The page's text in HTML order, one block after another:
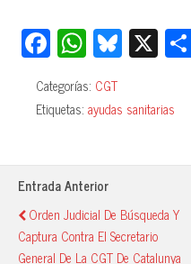
Fa
ce
bo
ok
W
ha
ts
A
pp
Bl
ue
sk
y
X
Categorías: CGT
Etiquetas: ayudas sanitarias
Entrada Anterior
Orden Judicial De Búsqueda Y
Captura Contra El Secretario
General De La CGT De Catalunya